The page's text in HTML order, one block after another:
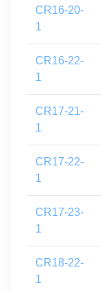
CR16-20-
1
CR16-22-
1
CR17-21-
1
CR17-22-
1
CR17-23-
1
CR18-22-
1